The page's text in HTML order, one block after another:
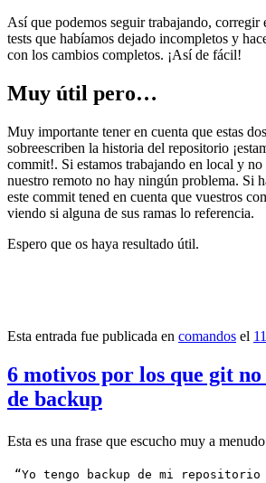
Así que podemos seguir trabajando, corregir
tests que habíamos dejado incompletos y
con los cambios completos. ¡Así de fácil!
Muy útil pero…
Muy importante tener en cuenta que estas
sobreescriben la historia del repositorio
commit!. Si estamos trabajando en local y no
nuestro remoto no hay ningún problema. Si
este commit tened en cuenta que vuestros
viendo si alguna de sus ramas lo referencia.
Espero que os haya resultado útil.
Esta entrada fue publicada en comandos el
6 motivos por los que git no
de backup
Esta es una frase que escucho muy a
“Yo tengo backup de mi